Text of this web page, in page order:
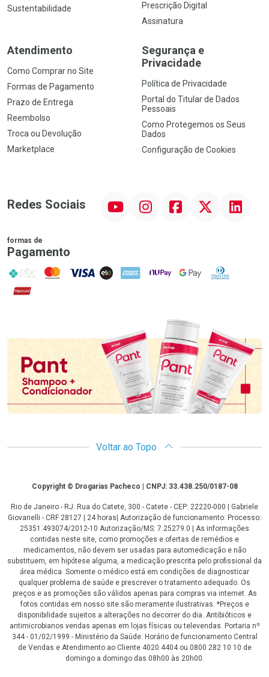
Sustentabilidade
Prescrição Digital
Assinatura
Atendimento
Como Comprar no Site
Formas de Pagamento
Prazo de Entrega
Reembolso
Troca ou Devolução
Marketplace
Segurança e
Privacidade
Política de Privacidade
Portal do Titular de Dados
Pessoais
Como Protegemos os Seus
Dados
Configuração de Cookies
Redes Sociais InstagramFacebookTwitter Linkedin
formas de
Pagamento
PIX MasterCard
VISA ELO AMEX NuPay Google PayDiners Club
Hipercard
Promoção em Destaque
Voltar ao Topo
CopyrightCopyright © Drogarias Pacheco | CNPJ: 33.438.250/0187-08
Rio de Janeiro - RJ: Rua do Catete, 300 - Catete - CEP: 22220-000 | Gabriele
Giovanelli - CRF 28127 | 24 horas| Autorização de funcionamento: Processo:
25351.493074/2012-10 Autorização/MS: 7.25279.0 | As informações
contidas neste site, como promoções e ofertas de remédios e
medicamentos, não devem ser usadas para automedicação e não
substituem, em hipótese alguma, a medicação prescrita pelo profissional da
área médica. Somente o médico está em condições de diagnosticar
qualquer problema de saúde e prescrever o tratamento adequado. Os
preços e as promoções são válidos apenas para compras via internet. As
fotos contidas em nosso site são meramente ilustrativas. *Preços e
disponibilidade sujeitos a alterações no decorrer do dia. Antibióticos e
antimicrobianos vendas apenas em lojas físicas ou televendas. Portaria nº
344 - 01/02/1999 - Ministério da Saúde. Horário de funcionamento Central
de Vendas e Atendimento ao Cliente 4020 4404 ou 0800 282 10 10 de
domingo a domingo das 08h00 às 20h00.